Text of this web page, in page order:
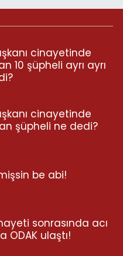
cinayetinde
10 şüpheli ayrı ayrı
cinayetinde
şüpheli ne dedi?
be abi!
sonrasında acı
ODAK ulaştı!